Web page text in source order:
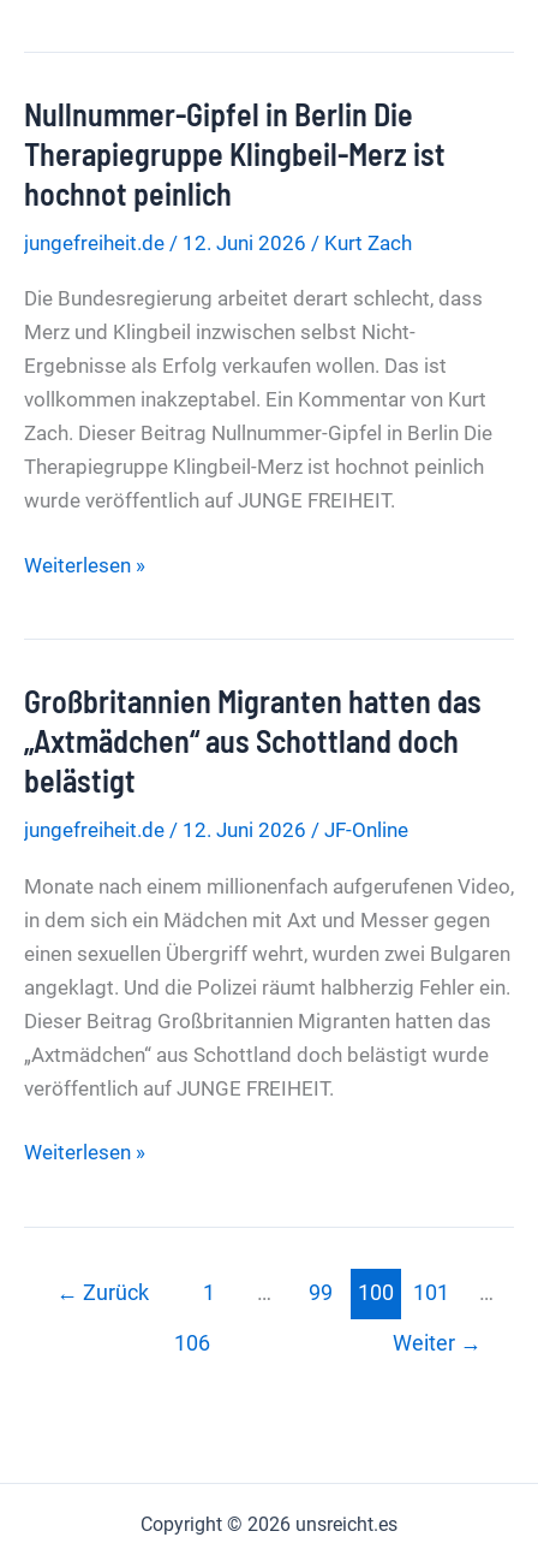
Instrument
der
Politik
Nullnummer-Gipfel in Berlin Die
Therapiegruppe Klingbeil-Merz ist
hochnot peinlich
jungefreiheit.de / 12. Juni 2026 / Kurt Zach
Die Bundesregierung arbeitet derart schlecht, dass
Merz und Klingbeil inzwischen selbst Nicht-
Ergebnisse als Erfolg verkaufen wollen. Das ist
vollkommen inakzeptabel. Ein Kommentar von Kurt
Zach. Dieser Beitrag Nullnummer-Gipfel in Berlin Die
Therapiegruppe Klingbeil-Merz ist hochnot peinlich
wurde veröffentlich auf JUNGE FREIHEIT.
Nullnummer-
Die
Therapiegruppe
Klingbeil-
Merz
ist
peinlich
Weiterlesen »
Großbritannien Migranten hatten das
„Axtmädchen“ aus Schottland doch
belästigt
jungefreiheit.de / 12. Juni 2026 / JF-Online
Monate nach einem millionenfach aufgerufenen Video,
in dem sich ein Mädchen mit Axt und Messer gegen
einen sexuellen Übergriff wehrt, wurden zwei Bulgaren
angeklagt. Und die Polizei räumt halbherzig Fehler ein.
Dieser Beitrag Großbritannien Migranten hatten das
„Axtmädchen“ aus Schottland doch belästigt wurde
veröffentlich auf JUNGE FREIHEIT.
Großbritannien
„Axtmädchen“
Weiterlesen »
← Zurück 1 … 99 100 101 …
106 Weiter →
Copyright © 2026 unsreicht.es